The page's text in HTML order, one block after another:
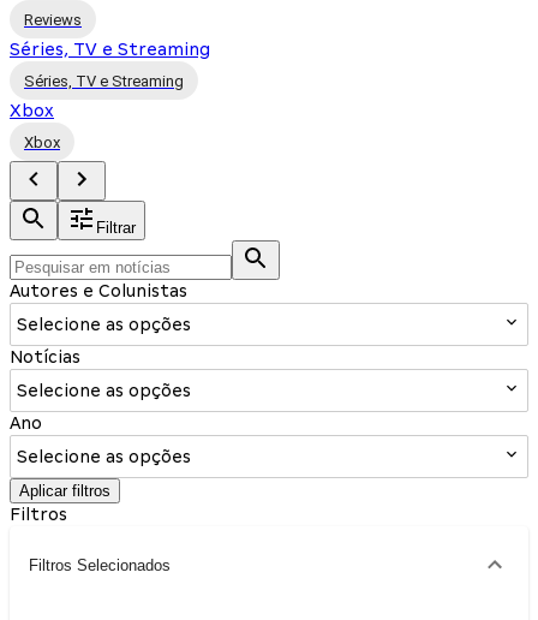
Reviews
Séries, TV e Streaming
Séries, TV e Streaming
Xbox
Xbox
Filtrar
Autores e Colunistas
Selecione as opções
Notícias
Selecione as opções
Ano
Selecione as opções
Aplicar filtros
Filtros
Filtros Selecionados